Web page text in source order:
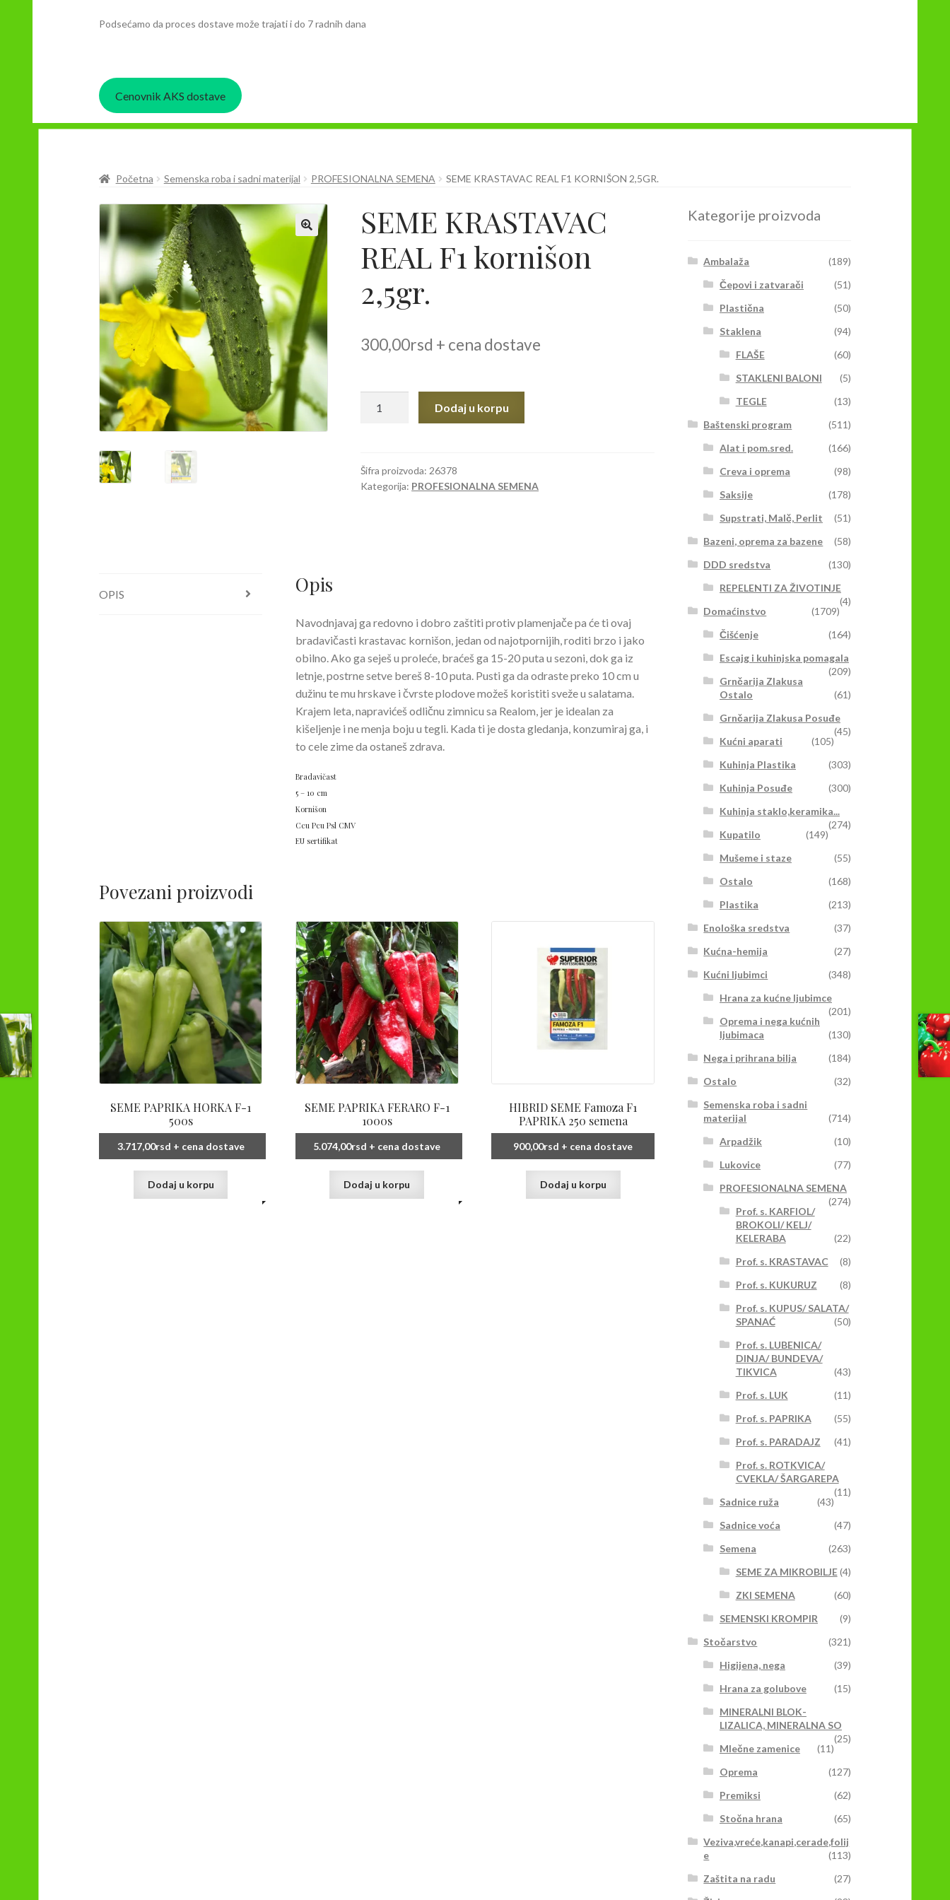
Podsećamo da proces dostave može trajati i do 7 radnih dana
Cenovnik AKS dostave
Početna Semenska roba i sadni materijal PROFESIONALNA SEMENA SEME KRASTAVAC REAL F1 KORNIŠON 2,5GR.
SEME KRASTAVAC
REAL F1 kornišon
2,5gr.
300,00rsd + cena dostave
kornišon
2,5gr.
Dodaj u korpu
Šifra proizvoda:26378
Kategorija: PROFESIONALNA SEMENA
OPIS Opis
Navodnjavaj ga redovno i dobro zaštiti protiv plamenjače pa će ti ovaj
bradavičasti krastavac kornišon, jedan od najotpornijih, roditi brzo i jako
obilno. Ako ga seješ u proleće, braćeš ga 15-­20 puta u sezoni, dok ga iz
letnje, postrne setve bereš 8­-10 puta. Pusti ga da odraste preko 10 cm u
dužinu te mu hrskave i čvrste plodove možeš koristiti sveže u salatama.
Krajem leta, napravićeš odličnu zimnicu sa Realom, jer je idealan za
kišeljenje i ne menja boju u tegli. Kada ti je dosta gledanja, konzumiraj ga, i
to cele zime da ostaneš zdrava.
Bradavičast
5 – 10 cm
Kornišon
Ccu Pcu Psl CMV
EU sertifikat
Povezani proizvodi
SEME PAPRIKA HORKA F-1
500s
3.717,00rsd + cena dostave
Dodaj u korpu
SEME PAPRIKA FERARO F-1
1000s
5.074,00rsd + cena dostave
Dodaj u korpu
HIBRID SEME Famoza F1
PAPRIKA 250 semena
900,00rsd + cena dostave
Dodaj u korpu
Kategorije proizvoda
Ambalaža
(189)
Čepovi i zatvarači
(51)
Plastična
(50)
Staklena
(94)
FLAŠE
(60)
STAKLENI BALONI
(5)
TEGLE
(13)
Baštenski program
(511)
Alat i pom.sred.
(166)
Creva i oprema
(98)
Saksije
(178)
Supstrati, Malč, Perlit
(51)
Bazeni, oprema za bazene
(58)
DDD sredstva
(130)
REPELENTI ZA ŽIVOTINJE
(4)
Domaćinstvo
(1709)
Čišćenje
(164)
Escajg i kuhinjska pomagala
(209)
Grnčarija Zlakusa
Ostalo
(61)
Grnčarija Zlakusa Posuđe
(45)
Kućni aparati
(105)
Kuhinja Plastika
(303)
Kuhinja Posuđe
(300)
Kuhinja staklo,keramika...
(274)
Kupatilo
(149)
Mušeme i staze
(55)
Ostalo
(168)
Plastika
(213)
Enološka sredstva
(37)
Kućna-hemija
(27)
Kućni ljubimci
(348)
Hrana za kućne ljubimce
(201)
Oprema i nega kućnih
ljubimaca
(130)
Nega i prihrana bilja
(184)
Ostalo
(32)
Semenska roba i sadni
materijal
(714)
Arpadžik
(10)
Lukovice
(77)
PROFESIONALNA SEMENA
(274)
Prof. s. KARFIOL/
BROKOLI/ KELJ/
KELERABA
(22)
Prof. s. KRASTAVAC
(8)
Prof. s. KUKURUZ
(8)
Prof. s. KUPUS/ SALATA/
SPANAĆ
(50)
Prof. s. LUBENICA/
DINJA/ BUNDEVA/
TIKVICA
(43)
Prof. s. LUK
(11)
Prof. s. PAPRIKA
(55)
Prof. s. PARADAJZ
(41)
Prof. s. ROTKVICA/
CVEKLA/ ŠARGAREPA
(11)
Sadnice ruža
(43)
Sadnice voća
(47)
Semena
(263)
SEME ZA MIKROBILJE(4)
ZKI SEMENA
(60)
SEMENSKI KROMPIR
(9)
Stočarstvo
(321)
Higijena, nega
(39)
Hrana za golubove
(15)
MINERALNI BLOK-
LIZALICA, MINERALNA SO
(25)
Mlečne zamenice
(11)
Oprema
(127)
Premiksi
(62)
Stočna hrana
(65)
Veziva,vreće,kanapi,cerade,folij
e
(113)
Zaštita na radu
(27)